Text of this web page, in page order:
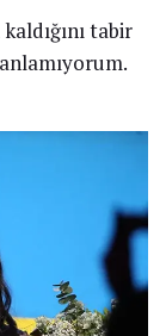
tabir